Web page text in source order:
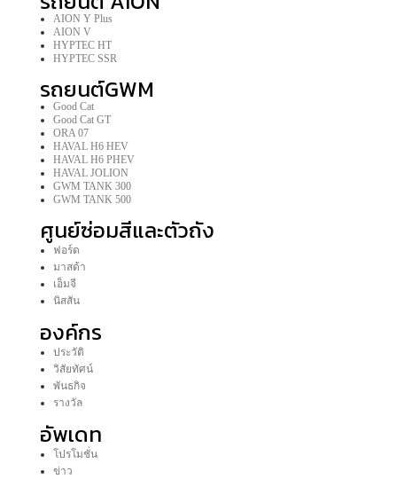
AION Y Plus
AION V
HYPTEC HT
HYPTEC SSR
รถยนต์GWM
Good Cat
Good Cat GT
ORA 07
HAVAL H6 HEV
HAVAL H6 PHEV
HAVAL JOLION
GWM TANK 300
GWM TANK 500
ศูนย์ซ่อมสีและตัวถัง
ฟอร์ด
มาสด้า
เอ็มจี
นิสสัน
องค์กร
ประวัติ
วิสัยทัศน์
พันธกิจ
รางวัล
อัพเดท
โปรโมชั่น
ข่าว